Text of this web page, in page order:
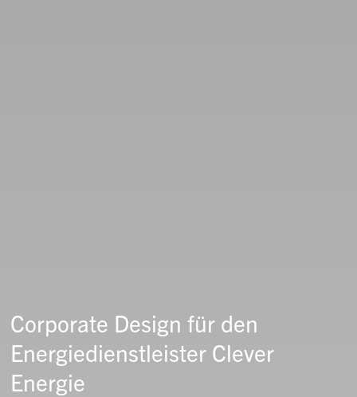
Corporate Design für den
Energiedienstleister Clever
Energie